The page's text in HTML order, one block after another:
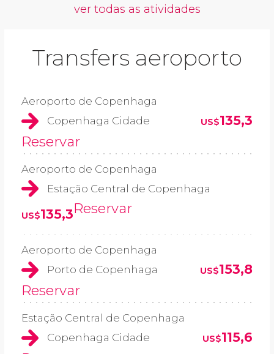
ver todas as atividades
Transfers aeroporto
Aeroporto de Copenhaga
Copenhaga Cidade
US$135,3
Reservar
Aeroporto de Copenhaga
Estação Central de Copenhaga
US$135,3Reservar
Aeroporto de Copenhaga
Porto de Copenhaga
US$153,8
Reservar
Estação Central de Copenhaga
Copenhaga Cidade
US$115,6